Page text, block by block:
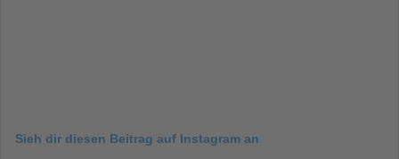
Sieh dir diesen Beitrag auf Instagram an